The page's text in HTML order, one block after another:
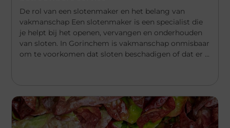
De rol van een slotenmaker en het belang van
vakmanschap Een slotenmaker is een specialist die
je helpt bij het openen, vervangen en onderhouden
van sloten. In Gorinchem is vakmanschap onmisbaar
om te voorkomen dat sloten beschadigen of dat er ...